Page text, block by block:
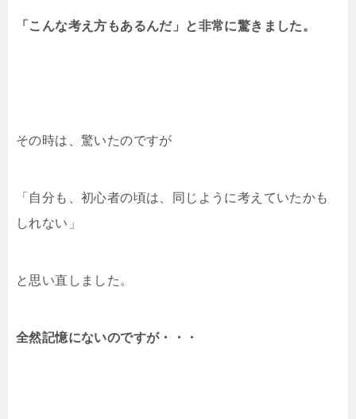
「こんな考え方もあるんだ」と非常に驚きました。
その時は、驚いたのですが
「自分も、初心者の頃は、同じように考えていたかも
しれない」
と思い直しました。
全然記憶にないのですが・・・